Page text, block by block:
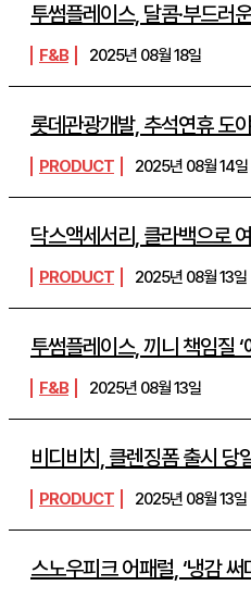
투썸플레이스, 달콤·부드러
F&B 2025년 08월 18일
롯데관광개발, 추석연휴 도
PRODUCT 2025년 08월 14일
닥스액세서리, 클라백으로
PRODUCT 2025년 08월 13일
투썸플레이스, 끼니 책임질
F&B 2025년 08월 13일
비디비치, 클렌징폼 출시 당
PRODUCT 2025년 08월 13일
스노우피크 어패럴, ‘냉감